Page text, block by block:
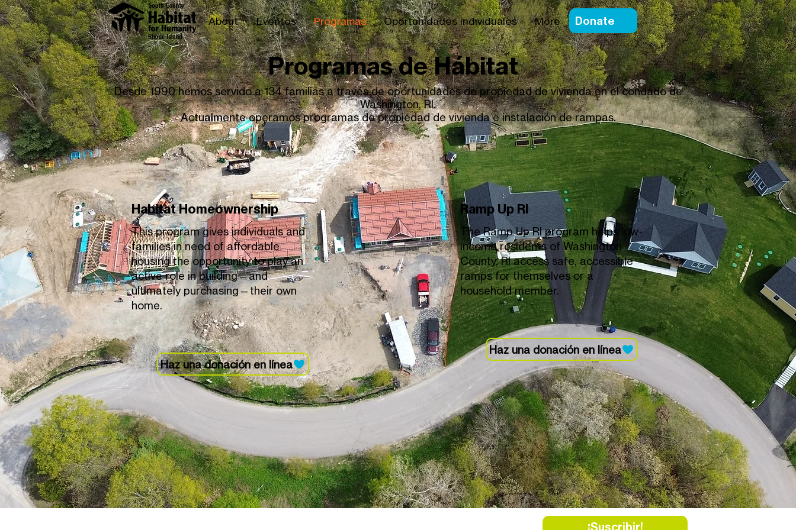
About Eventos Programas Oportunidades individuales More Donate
Programas de Hábitat
Desde 1990 hemos servido a 134 familias a través de oportunidades de propiedad de vivienda en el condado de
Washington, RI.
Actualmente operamos programas de propiedad de vivienda e instalación de rampas.
Habitat Homeownership
This program gives individuals and
families in need of affordable
housing the opportunity to play an
active role in building—and
ultimately purchasing—their own
home.
Haz una donación en línea
Ramp Up RI
The Ramp Up RI program helps low-
income residents of Washington
County, RI access safe, accessible
ramps for themselves or a
household member.
Haz una donación en línea
¡Suscribir!